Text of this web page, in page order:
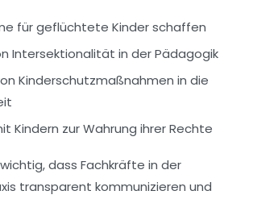
für geflüchtete Kinder schaffen
Intersektionalität in der Pädagogik
Kinderschutzmaßnahmen in die
Kindern zur Wahrung ihrer Rechte
dass Fachkräfte in der
transparent kommunizieren und